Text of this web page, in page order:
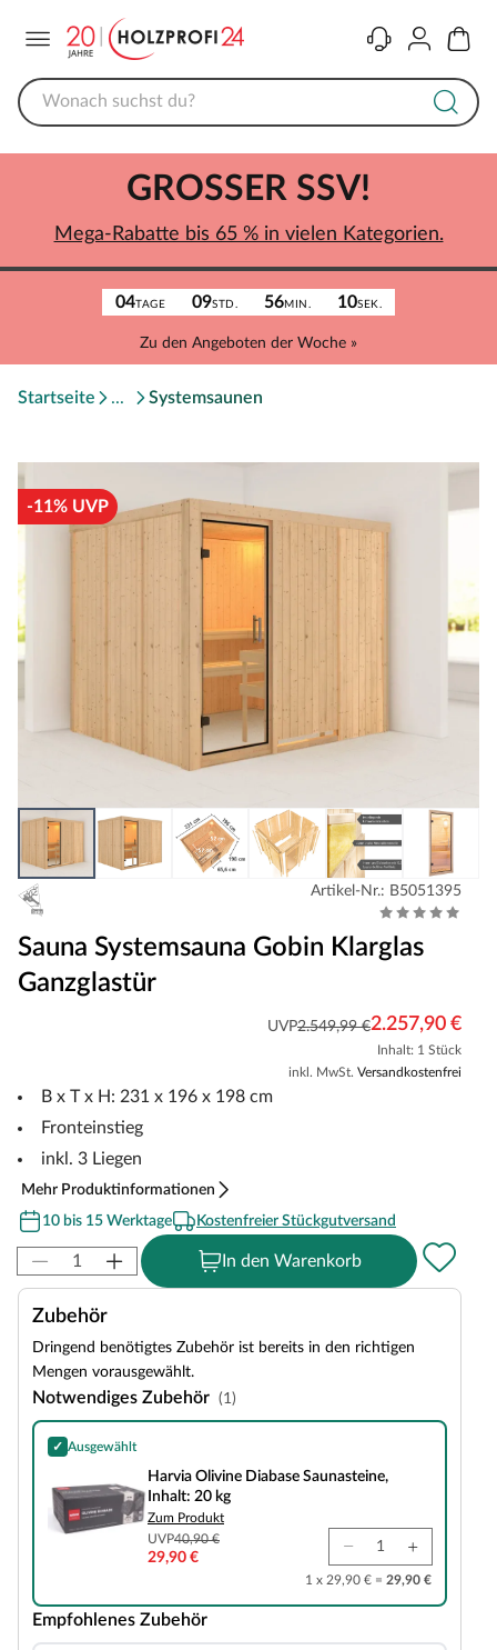
KontaktKonto
04TAGE 09STD. 56MIN. 10SEK.
Zu den Angeboten der Woche »
GROSSER SSV!
Mega-Rabatte bis 65 % in vielen Kategorien.
Startseite Systemsaunen
-11% UVP
Artikel-Nr.: B5051395
Sauna Systemsauna Gobin Klarglas
Ganzglastür
UVP2.549,99 €2.257,90 €
Inhalt: 1 Stück
inkl. MwSt. Versandkostenfrei
B x T x H: 231 x 196 x 198 cm
Fronteinstieg
inkl. 3 Liegen
Mehr Produktinformationen
10 bis 15 Werktage
Kostenfreier Stückgutversand
In den Warenkorb
Zubehör
Dringend benötigtes Zubehör ist bereits in den richtigen
Mengen vorausgewählt.
Notwendiges Zubehör (1)
✓ Ausgewählt
Harvia Olivine Diabase Saunasteine, Inhalt: 20 kg
Harvia Olivine Diabase Saunasteine,
Inhalt: 20 kg
Zum Produkt
UVP40,90 €
29,90 €
1 x 29,90 € = 29,90 €
Empfohlenes Zubehör